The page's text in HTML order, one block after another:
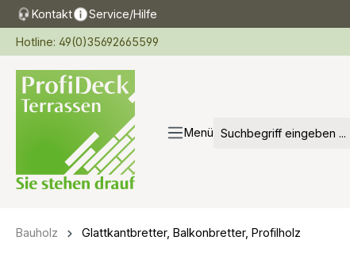
Zur Hauptnavigation springen
Kontakt Service/Hilfe
Hotline: 49(0)35692665599
Menü
Bauholz Glattkantbretter, Balkonbretter, Profilholz